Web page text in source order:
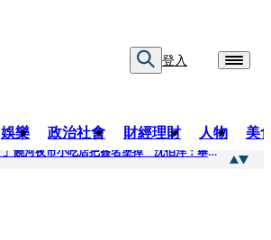
登入
娛樂 政治社會 財經理財 人物 美
「簽名牆變戰場！」饒河夜市小吃店把簽名塗掉 沈伯洋：舉雙手贊成